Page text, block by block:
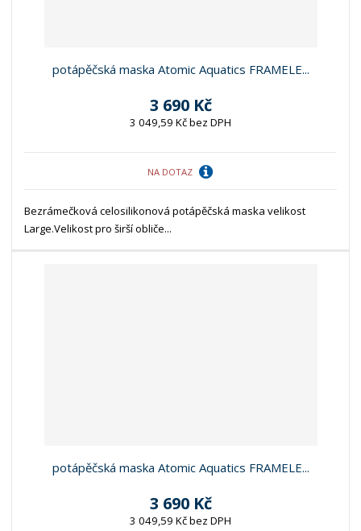
potápěčská maska Atomic Aquatics FRAMELE...
3 690 Kč
3 049,59 Kč bez DPH
NA DOTAZ
Bezrámečková celosilikonová potápěčská maska velikost
Large.Velikost pro širší obliče...
potápěčská maska Atomic Aquatics FRAMELE...
3 690 Kč
3 049,59 Kč bez DPH